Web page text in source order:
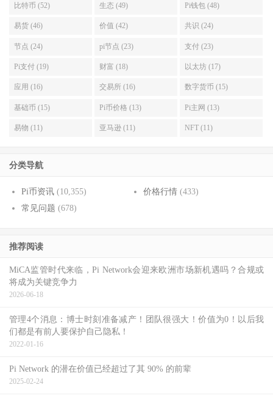
比特币 (52) 生态 (49) Pi钱包 (48)
易货 (46) 价值 (42) 共识 (24)
节点 (24) pi节点 (23) 支付 (23)
Pi支付 (19) 财富 (18) 以太坊 (17)
应用 (16) 交易所 (16) 数字货币 (15)
基础币 (15) Pi币价格 (13) Pi主网 (13)
易物 (11) 亚马逊 (11) NFT (11)
分类导航
Pi币资讯 (10,355) 价格行情(433)
常见问题 (678)
推荐阅读
MiCA监管时代来临，Pi Network会迎来欧洲市场新机遇吗？合规或
将成为关键竞争力
2026-06-18
管理4个消息：博士时刻准备减产！团队很强大！价值为0！以后我
们都是有前人要保护自己隐私！
2022-01-16
Pi Network 的潜在价值已经超过了其 90% 的前辈
2025-02-24